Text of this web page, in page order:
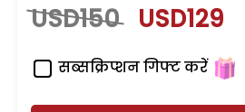
USD150 USD129
सब्सक्रिप्शन गिफ्ट करें